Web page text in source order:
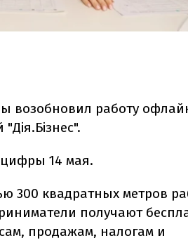
возобновил работу
14 мая.
300 квадратных метров
получают
продажам, налогам и